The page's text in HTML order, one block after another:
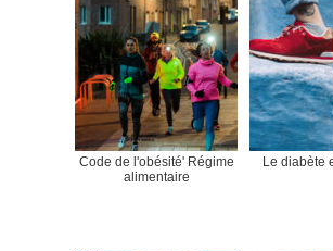
Code de l'obésité' Régime
alimentaire
Le diabète